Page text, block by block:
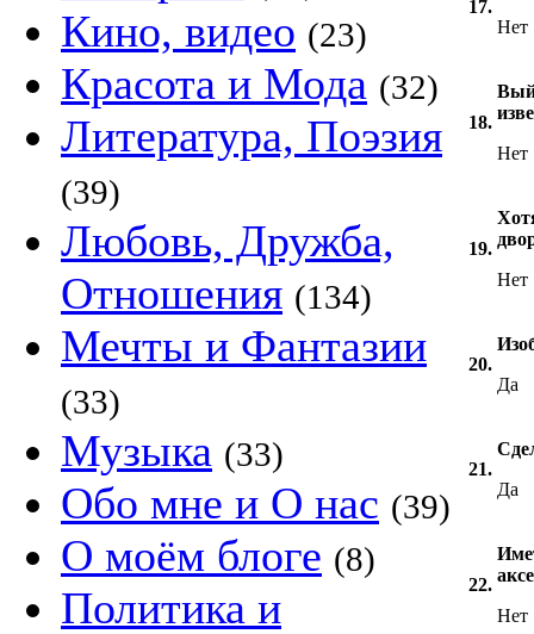
Кино, видео (23)
Красота и Мода (32)
Литература, Поэзия
(39)
Любовь, Дружба,
Отношения (134)
Мечты и Фантазии
(33)
Музыка (33)
Обо мне и О нас (39)
О моём блоге (8)
Политика и
17.
Нет
18.
Нет
19.
Нет
20.
Да
21.
Да
22.
Нет